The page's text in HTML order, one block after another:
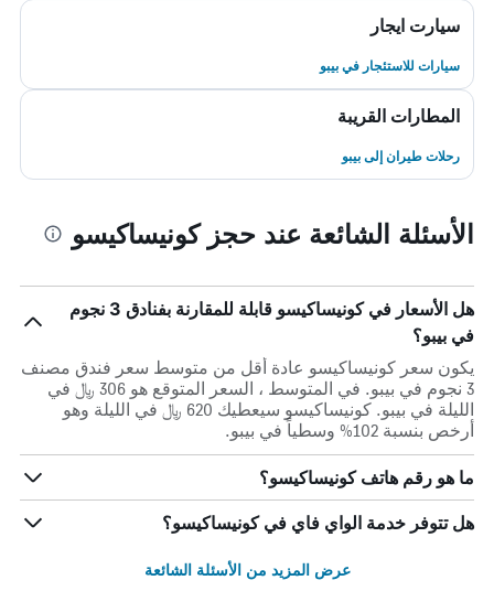
سيارت ايجار
سيارات للاستئجار في بيبو
المطارات القريبة
رحلات طيران إلى بيبو
الأسئلة الشائعة عند حجز كونيساكيسو
هل الأسعار في كونيساكيسو قابلة للمقارنة بفنادق 3 نجوم
في بيبو؟
يكون سعر كونيساكيسو عادة أقل من متوسط ​​سعر فندق مصنف
3 نجوم في بيبو. في المتوسط ، السعر المتوقع هو 306 ﷼ في
الليلة في بيبو. كونيساكيسو سيعطيك 620 ﷼ في الليلة وهو
أرخص بنسبة 102% وسطياً في بيبو.
ما هو رقم هاتف كونيساكيسو؟
هل تتوفر خدمة الواي فاي في كونيساكيسو؟
عرض المزيد من الأسئلة الشائعة